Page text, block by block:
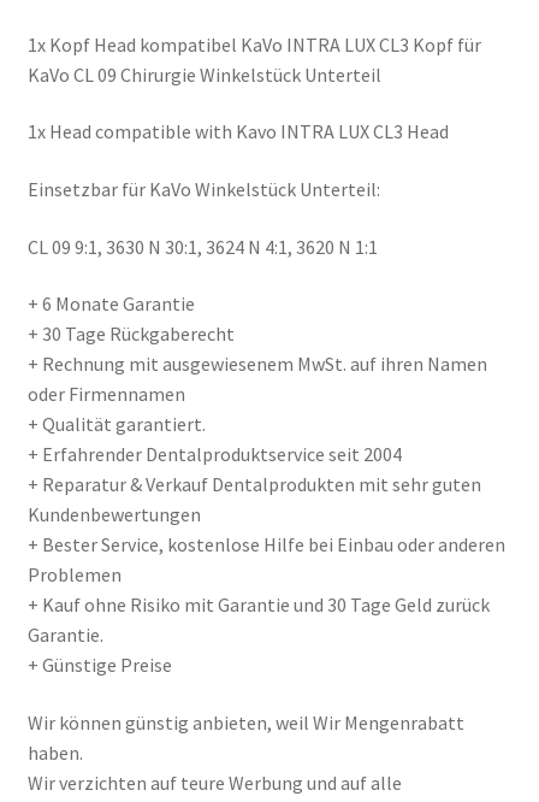
1x Kopf Head kompatibel KaVo INTRA LUX CL3 Kopf für
KaVo CL 09 Chirurgie Winkelstück Unterteil
1x Head compatible with Kavo INTRA LUX CL3 Head
Einsetzbar für KaVo Winkelstück Unterteil:
CL 09 9:1, 3630 N 30:1, 3624 N 4:1, 3620 N 1:1
+ 6 Monate Garantie
+ 30 Tage Rückgaberecht
+ Rechnung mit ausgewiesenem MwSt. auf ihren Namen
oder Firmennamen
+ Qualität garantiert.
+ Erfahrender Dentalproduktservice seit 2004
+ Reparatur & Verkauf Dentalprodukten mit sehr guten
Kundenbewertungen
+ Bester Service, kostenlose Hilfe bei Einbau oder anderen
Problemen
+ Kauf ohne Risiko mit Garantie und 30 Tage Geld zurück
Garantie.
+ Günstige Preise
Wir können günstig anbieten, weil Wir Mengenrabatt
haben.
Wir verzichten auf teure Werbung und auf alle